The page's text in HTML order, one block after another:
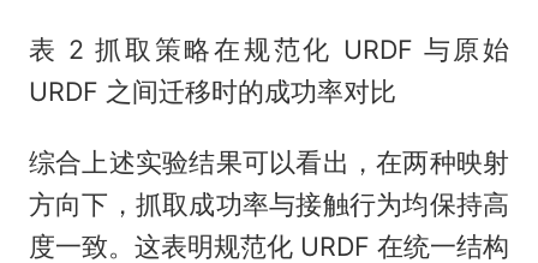
表 2 抓取策略在规范化 URDF 与原始
URDF 之间迁移时的成功率对比
综合上述实验结果可以看出，在两种映射
方向下，抓取成功率与接触行为均保持高
度一致。这表明规范化 URDF 在统一结构